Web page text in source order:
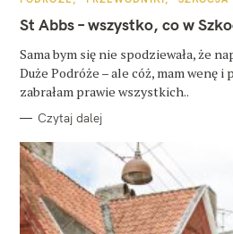
T
E
O
R
I
St Abbs – wszystko, co w
Sama bym się nie spodziewała, że
Duże Podróże – ale cóż, mam wenę i
zabrałam prawie wszystkich..
Czytaj dalej